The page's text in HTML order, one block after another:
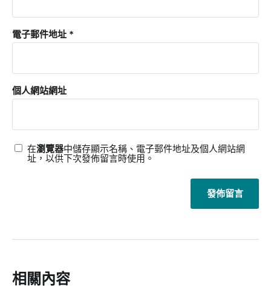
電子郵件地址 *
個人網站網址
在瀏覽器中儲存顯示名稱、電子郵件地址及個人網站網
址，以供下次發佈留言時使用。
相關內容